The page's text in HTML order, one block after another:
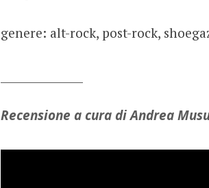
genere: alt-rock, post-rock,
Recensione a cura di Andrea